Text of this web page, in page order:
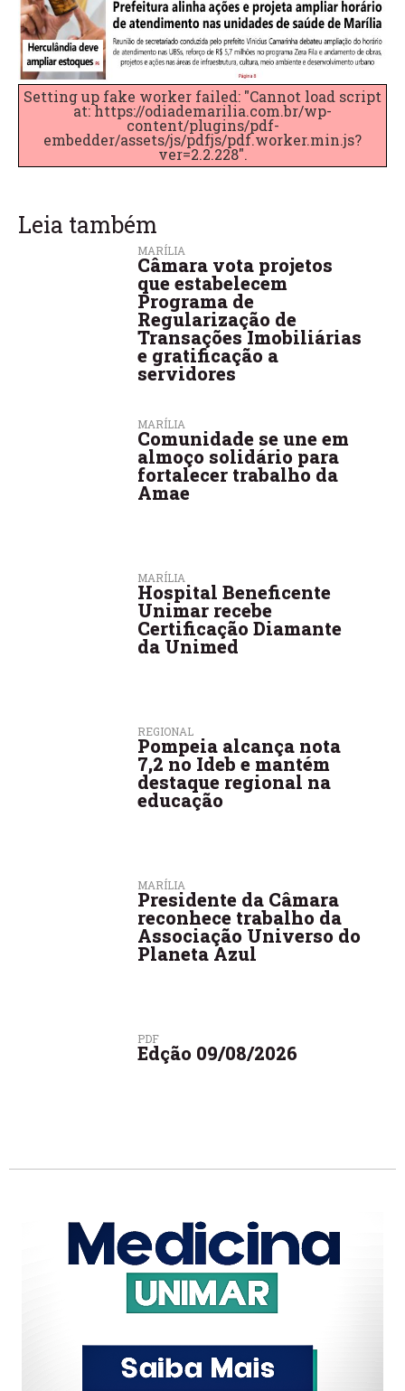
Setting up fake worker failed: "Cannot load script
at: https://odiademarilia.com.br/wp-
content/plugins/pdf-
embedder/assets/js/pdfjs/pdf.worker.min.js?
ver=2.2.228".
Leia também
MARÍLIA
Câmara vota projetos
que estabelecem
Programa de
Regularização de
Transações Imobiliárias
e gratificação a
servidores
MARÍLIA
Comunidade se une em
almoço solidário para
fortalecer trabalho da
Amae
MARÍLIA
Hospital Beneficente
Unimar recebe
Certificação Diamante
da Unimed
REGIONAL
Pompeia alcança nota
7,2 no Ideb e mantém
destaque regional na
educação
MARÍLIA
Presidente da Câmara
reconhece trabalho da
Associação Universo do
Planeta Azul
PDF
Edção 09/08/2026